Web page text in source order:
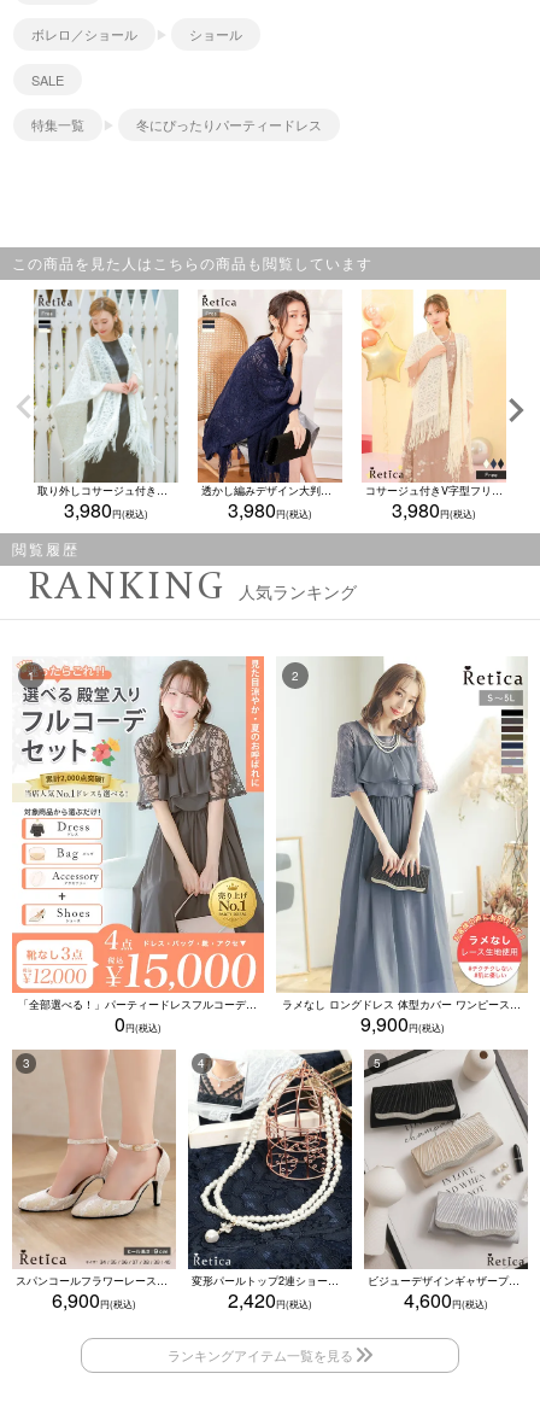
ボレロ／ショール ショール
SALE
特集一覧 冬にぴったりパーティードレス
この商品を見た人はこちらの商品も閲覧しています
取り外しコサージュ付きエレガントショール
3,980
透かし編みデザイン大判ショール
3,980
コサージュ付きV字型フリンジ付きショール
3,980
閲覧履歴
RANKING 人気ランキング
「全部選べる！」パーティードレスフルコーデセット (ドレス1点＋バッグ1点＋アクセ1点+靴1足/4点15000円(税込)/靴なしで12000円(税込))
0
ラメなし ロングドレス 体型カバー ワンピース 敏感肌対応 結婚式 二次会 お呼ばれ 大人 上品 (Sサイズ～5Lサイズ)
9,900
スパンコールフラワーレースアンクルストラップハイヒールセパレートパンプス (ベージュ)
6,900
変形パールトップ2連ショートパールネックレス(ホワイト)
2,420
ビジューデザインギャザープリーツ入り2wayバッグ(ベージュ/シルバー/ブラック)
4,600